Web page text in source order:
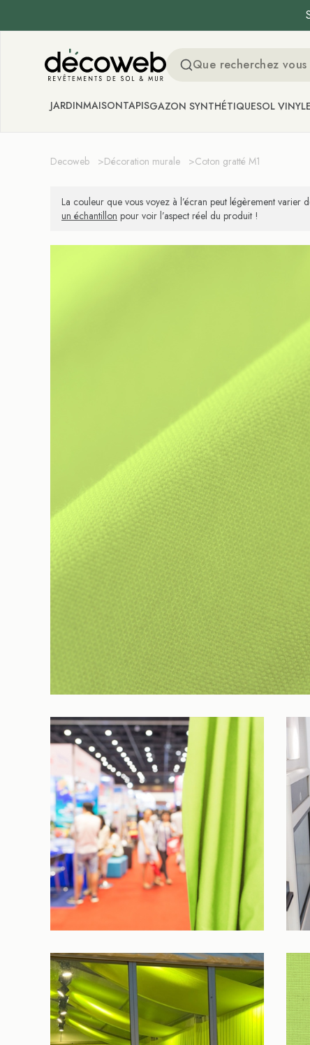
Decoweb
JARDINMAISONTAPISGAZON SYNTHÉTIQUESOL
Decoweb >Décoration murale >Coton gratté M1
La couleur que vous voyez à l’écran peut légèrement varier
un échantillon pour voir l’aspect réel du produit !